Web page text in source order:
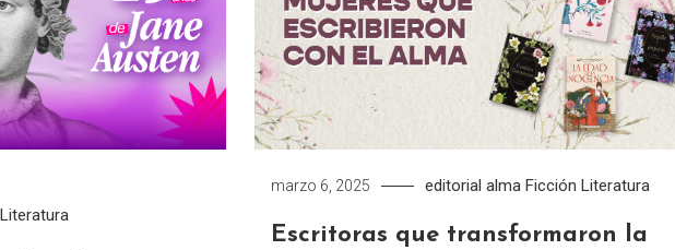
Literatura
marzo 6, 2025 editorial alma Ficción Literatura
Escritoras que transformaron la